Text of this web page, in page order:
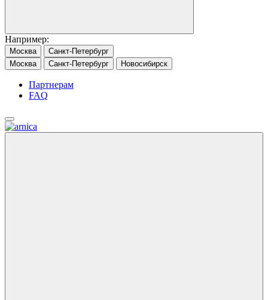
Например:
Москва
Санкт-Петербург
Москва
Санкт-Петербург Новосибирск
Партнерам
FAQ